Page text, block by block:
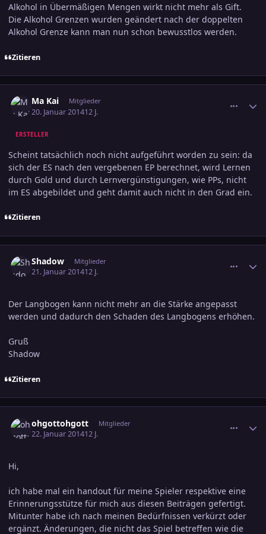
Alkohol in Übermäßigen Mengen wirkt nicht mehr als Gift.
Die Alkohol Grenzen wurden geändert nach der doppelten
Alkohol Grenze kann man nun schon bewusstlos werden.
Zitieren
Ma Kai Mitglieder
20. Januar 201412 J.
ERSTELLER
Scheint tatsächlich noch nicht aufgeführt worden zu sein: da
sich der ES nach den vergebenen EP berechnet, wird Lernen
durch Gold und durch Lernvergünstigungen, wie PPs, nicht
im ES abgebildet und geht damit auch nicht in den Grad ein.
Zitieren
Shadow Mitglieder
21. Januar 201412 J.
Der Langbogen kann nicht mehr an die Stärke angepasst
werden und dadurch den Schaden des Langbogens erhöhen.
Gruß
Shadow
Zitieren
ohgottohgott Mitglieder
22. Januar 201412 J.
Hi,
ich habe mal ein handout für meine Spieler respektive eine
Erinnerungsstütze für mich aus diesen Beiträgen gefertigt.
Mitunter habe ich nach meinen Bedürfnissen verkürzt oder
ergänzt. Änderungen, die nicht das Spiel betreffen wie die